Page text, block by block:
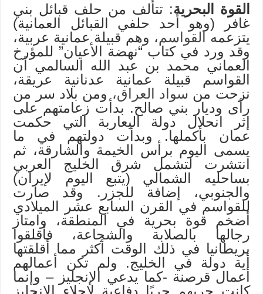
القوة البحرية: تتألف من حلف قبائل بني
غافر (وهو أحد حلفي القبائل العمانية)
يتزعمهالقواسم، وهم قبيلة عمانية عربية،
وقد ورد في كتاب “نهضة الأعيان” للمؤرخ
العماني محمد بن عبد الله السالمي أن
القواسم قبيلة عمانية عدنانية عريقة،
نزحت من سواد العراق، ومن بلاد سر من
رأى وديار بني صالح. بدأت زعامتهم على
إثر انحلال دولة اليعاربة التي حكمت
عمان بأكملها. وبدأت دولتهم في ما
يسمى اليوم برأس الخيمة والشارقة، ثم
انتشرت لتشمل شرق الخليج العربي
بساحليه الشمالي (يتبع اليوم لإيران)
والجنوبي، إضافة للجزر. وقد صارت
للقواسم في القرن السابع عشر الميلادي
أضخم قوة بحرية في المنطقة، وامتاز
رجالها بالصلابة والشجاعة، فأقلقوا
بريطانيا في ذلك الوقت أكثر مما أقلقتها
أية دولة في الخليج. ولم تكن أعمالهم
أعمال قرصنة -كما يدعي الإنجليز – وإنما
كانت حربهم حربًا دفاعية لإجلاء الإنجليز